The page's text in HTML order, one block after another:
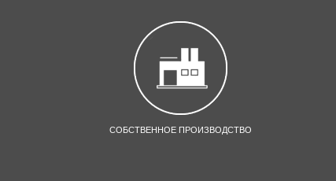
СОБСТВЕННОЕ ПРОИЗВОДСТВО